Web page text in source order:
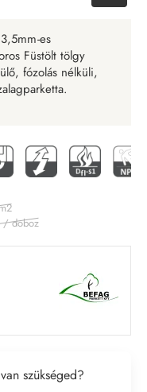
es
Füstölt tölgy
fózolás nélküli,
/ doboz
szükséged?